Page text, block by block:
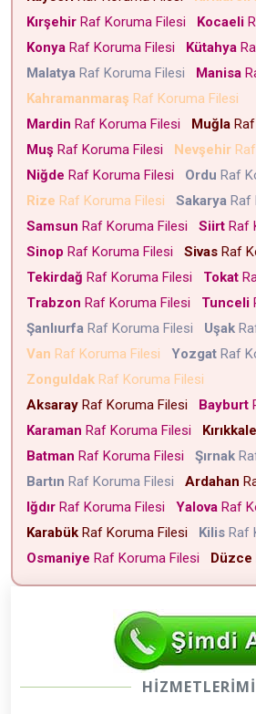
Kırşehir Raf Koruma Filesi Kocaeli
Konya Raf Koruma Filesi Kütahya
Malatya Raf Koruma Filesi Manisa
Kahramanmaraş Raf Koruma Filesi
Mardin Raf Koruma Filesi Muğla
Muş Raf Koruma Filesi Nevşehir
Niğde Raf Koruma Filesi Ordu Raf
Rize Raf Koruma Filesi Sakarya Raf
Samsun Raf Koruma Filesi Siirt Raf
Sinop Raf Koruma Filesi Sivas Raf
Tekirdağ Raf Koruma Filesi Tokat
Trabzon Raf Koruma Filesi Tunceli
Şanlıurfa Raf Koruma Filesi Uşak
Van Raf Koruma Filesi Yozgat Raf
Zonguldak Raf Koruma Filesi
Aksaray Raf Koruma Filesi Bayburt
Karaman Raf Koruma Filesi Kırıkkale
Batman Raf Koruma Filesi Şırnak
Bartın Raf Koruma Filesi Ardahan
Iğdır Raf Koruma Filesi Yalova Raf
Karabük Raf Koruma Filesi Kilis Raf
Osmaniye Raf Koruma Filesi Düzce